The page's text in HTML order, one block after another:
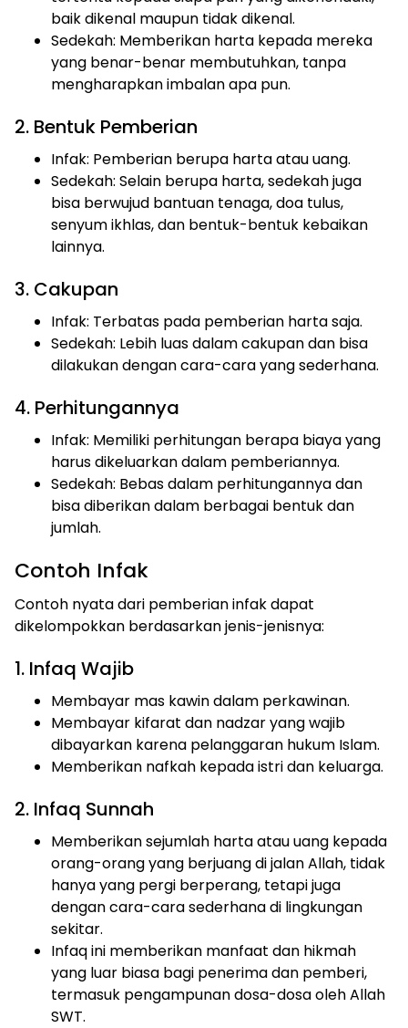
baik dikenal maupun tidak dikenal.
Sedekah: Memberikan harta kepada mereka
yang benar-benar membutuhkan, tanpa
mengharapkan imbalan apa pun.
2. Bentuk Pemberian
Infak: Pemberian berupa harta atau uang.
Sedekah: Selain berupa harta, sedekah juga
bisa berwujud bantuan tenaga, doa tulus,
senyum ikhlas, dan bentuk-bentuk kebaikan
lainnya.
3. Cakupan
Infak: Terbatas pada pemberian harta saja.
Sedekah: Lebih luas dalam cakupan dan bisa
dilakukan dengan cara-cara yang sederhana.
4. Perhitungannya
Infak: Memiliki perhitungan berapa biaya yang
harus dikeluarkan dalam pemberiannya.
Sedekah: Bebas dalam perhitungannya dan
bisa diberikan dalam berbagai bentuk dan
jumlah.
Contoh Infak
Contoh nyata dari pemberian infak dapat
dikelompokkan berdasarkan jenis-jenisnya:
1. Infaq Wajib
Membayar mas kawin dalam perkawinan.
Membayar kifarat dan nadzar yang wajib
dibayarkan karena pelanggaran hukum Islam.
Memberikan nafkah kepada istri dan keluarga.
2. Infaq Sunnah
Memberikan sejumlah harta atau uang kepada
orang-orang yang berjuang di jalan Allah, tidak
hanya yang pergi berperang, tetapi juga
dengan cara-cara sederhana di lingkungan
sekitar.
Infaq ini memberikan manfaat dan hikmah
yang luar biasa bagi penerima dan pemberi,
termasuk pengampunan dosa-dosa oleh Allah
SWT.